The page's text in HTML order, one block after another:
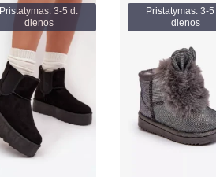
Pristatymas: 3-5 d.
dienos
Pristatymas: 3-
dienos